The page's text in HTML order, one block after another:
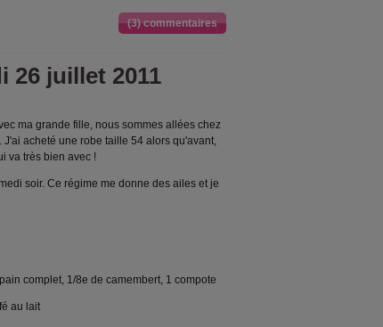
(3) commentaires
26 juillet 2011
ma grande fille, nous sommes allées chez
J'ai acheté une robe taille 54 alors qu'avant,
va très bien avec !
soir. Ce régime me donne des ailes et je
complet, 1/8e de camembert, 1 compote
au lait